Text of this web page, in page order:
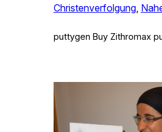
Christenverfolgung,
puttygen Buy Zithromax